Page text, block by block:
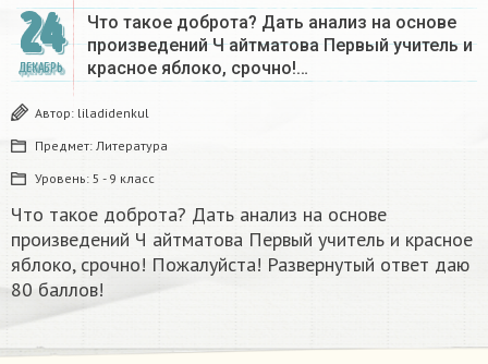
24
ДЕКАБРЬ
Что такое доброта? Дать анализ на основе
произведений Ч айтматова Первый учитель и
красное яблоко, срочно!…
Автор: liladidenkul
Предмет: Литература
Уровень: 5 - 9 класс
Что такое доброта? Дать анализ на основе
произведений Ч айтматова Первый учитель и красное
яблоко, срочно! Пожалуйста! Развернутый ответ даю
80 баллов!